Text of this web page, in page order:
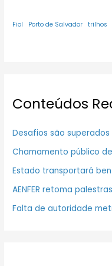
Fiol Porto de Salvador trilhos
Conteúdos
Desafios são
Chamamento público
Estado transportará
AENFER retoma
Falta de autoridade